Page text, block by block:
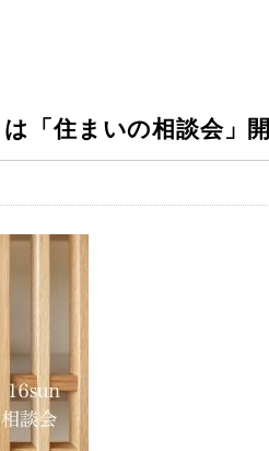
「住まいの相談会」